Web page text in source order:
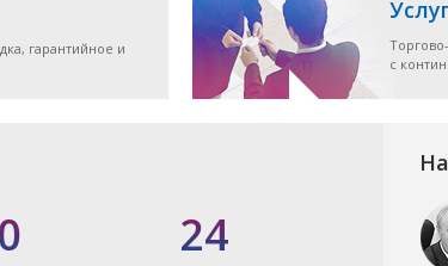
гарантийное и
с
24